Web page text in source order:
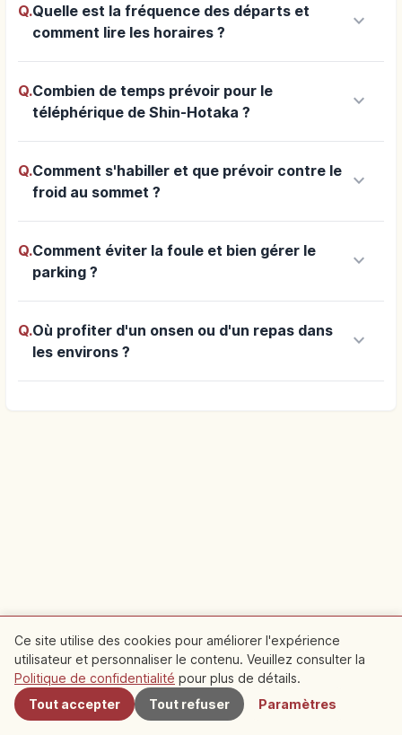
Q.Quelle est la fréquence des départs et
comment lire les horaires ?
keyboard_arrow_down
Q.Combien de temps prévoir pour le
téléphérique de Shin-Hotaka ?
keyboard_arrow_down
Q.Comment s'habiller et que prévoir contre le
froid au sommet ?
keyboard_arrow_down
Q.Comment éviter la foule et bien gérer le
parking ?
keyboard_arrow_down
Q.Où profiter d'un onsen ou d'un repas dans
les environs ?
keyboard_arrow_down
À proximité
Ce site utilise des cookies pour améliorer l'expérience
utilisateur et personnaliser le contenu. Veuillez consulter la
Politique de confidentialité pour plus de détails.
Tout accepter
Tout refuser Paramètres